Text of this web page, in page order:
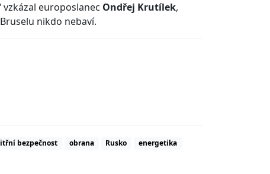
vzkázal europoslanec Ondřej Krutílek,
nikdo nebaví.
bezpečnost obrana Rusko
energetika